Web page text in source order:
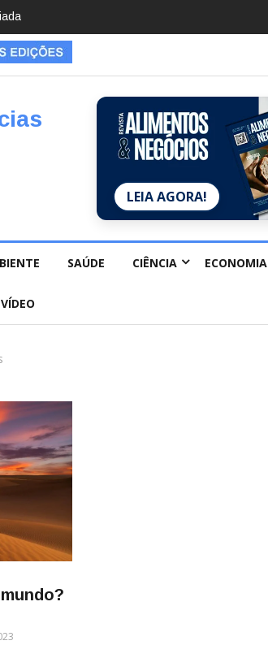
LEIA AGORA!
SAÚDE CIÊNCIA ECONOMIA
VÍDEO